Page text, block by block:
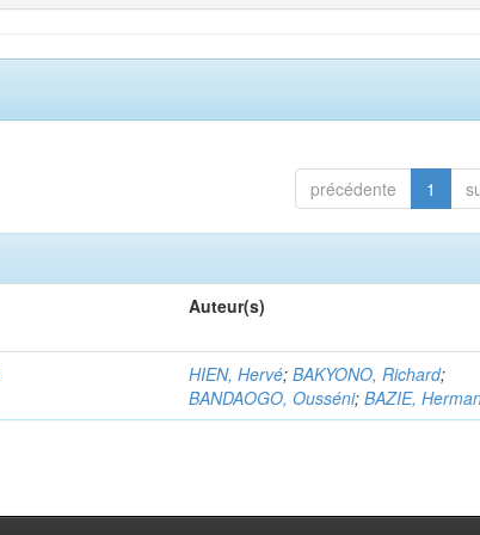
précédente 1
Auteur(s)
HIEN, Hervé;BAKYONO, Richard;
BANDAOGO, Ousséni;BAZIE,